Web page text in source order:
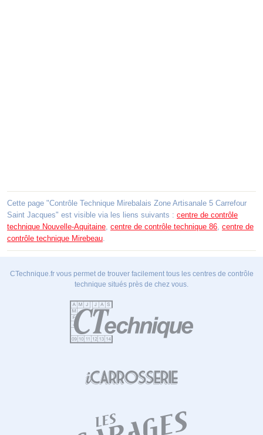
Cette page "Contrôle Technique Mirebalais Zone Artisanale 5 Carrefour
Saint Jacques" est visible via les liens suivants : centre de contrôle
technique Nouvelle-Aquitaine centre de contrôle technique 86 centre de
contrôle technique Mirebeau
CTechnique.fr vous permet de trouver facilement tous les centres de contrôle
technique situés près de chez vous.